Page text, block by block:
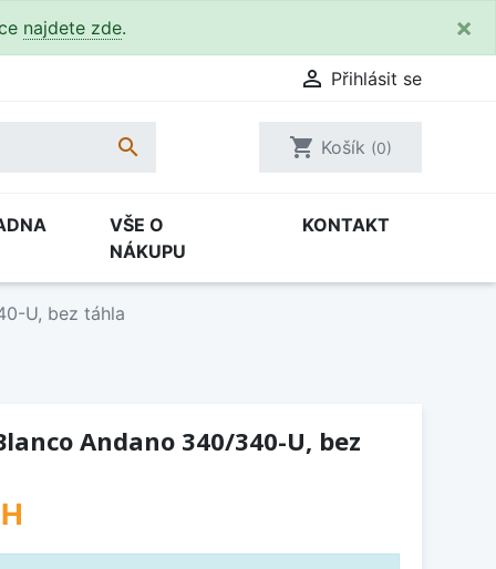
najdete zde. ×
 Přihlásit se
 shopping_cart Košík (0)
VŠE O
NÁKUPU
KONTAKT
U, bez táhla
Andano 340/340-U, bez